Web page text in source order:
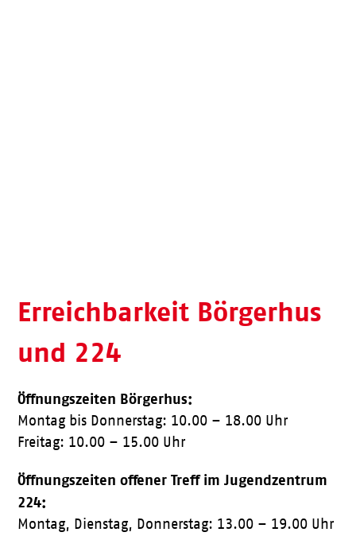
Erreichbarkeit Börgerhus
und 224
Öffnungszeiten Börgerhus:
Montag bis Donnerstag: 10.00 – 18.00 Uhr
Freitag: 10.00 – 15.00 Uhr
Öffnungszeiten offener Treff im Jugendzentrum
224:
Montag, Dienstag, Donnerstag: 13.00 – 19.00 Uhr